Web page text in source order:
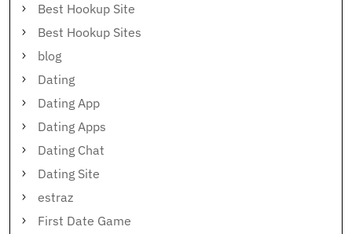
Best Hookup Site
Best Hookup Sites
blog
Dating
Dating App
Dating Apps
Dating Chat
Dating Site
estraz
First Date Game